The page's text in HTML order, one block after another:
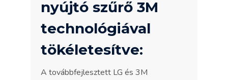
nyújtó szűrő 3M
technológiával
tökéletesítve:
A továbbfejlesztett LG és 3M